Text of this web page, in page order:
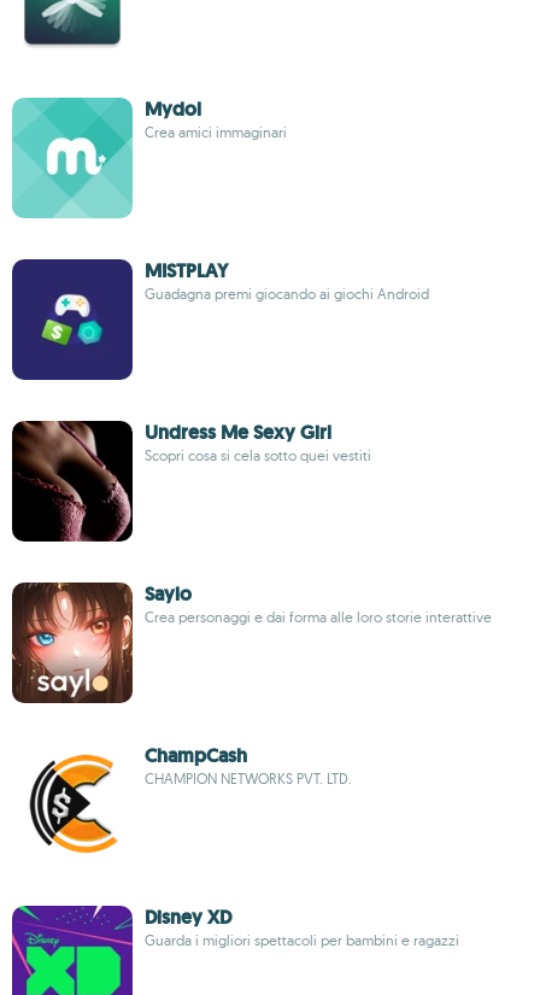
Mydol
Crea amici immaginari
MISTPLAY
Guadagna premi giocando ai giochi Android
Undress Me Sexy Girl
Scopri cosa si cela sotto quei vestiti
Saylo
Crea personaggi e dai forma alle loro storie interattive
ChampCash
CHAMPION NETWORKS PVT. LTD.
Disney XD
Guarda i migliori spettacoli per bambini e ragazzi